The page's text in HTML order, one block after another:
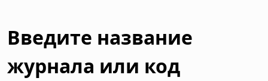
Введите название
журнала или код